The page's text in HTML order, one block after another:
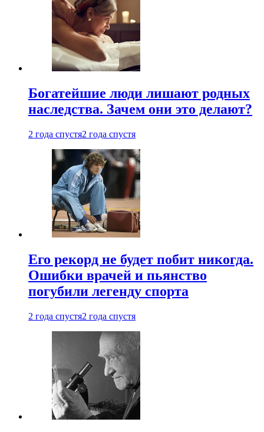
Богатейшие люди лишают родных
наследства. Зачем они это делают?
2 года спустя2 года спустя
Его рекорд не будет побит никогда.
Ошибки врачей и пьянство
погубили легенду спорта
2 года спустя2 года спустя